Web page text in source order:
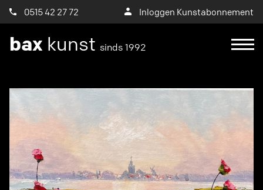
0515 42 27 72 Inloggen Kunstabonnement
bax kunst sinds 1992